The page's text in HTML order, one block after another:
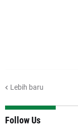
Lebih baru
Follow Us